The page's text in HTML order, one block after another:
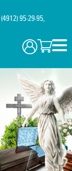
(4912) 95-29-95,